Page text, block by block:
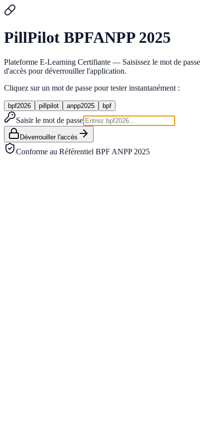
PillPilot BPFANPP 2025
Plateforme E-Learning Certifiante — Saisissez le mot de passe
d'accès pour déverrouiller l'application.
Cliquez sur un mot de passe pour tester instantanément :
bpf2026 pillpilot anpp2025 bpf
Saisir le mot de passe
Déverrouiller l'accès
Conforme au Référentiel BPF ANPP 2025